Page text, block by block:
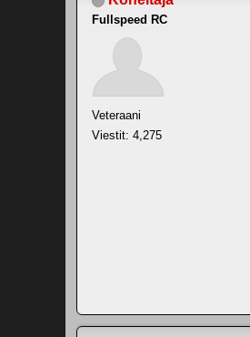
Fullspeed RC
Veteraani
Viestit: 4,275